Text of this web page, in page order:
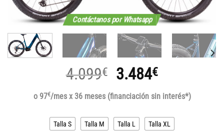
Contáctanos por Whatsapp
4.099€
El
precio
original
era:
3.484€El
precio
actual
es:
o 97€/mes x 36 meses (financiación sin interés*)
Talla S Talla M Talla L Talla XL